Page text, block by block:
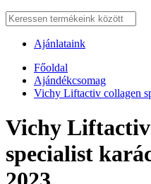
Ajánlataink
Főoldal
Ajándékcsomag
Vichy Liftactiv collagen
Vichy Liftactiv
specialist